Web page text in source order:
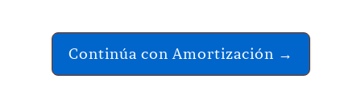
Continúa con Amortización →